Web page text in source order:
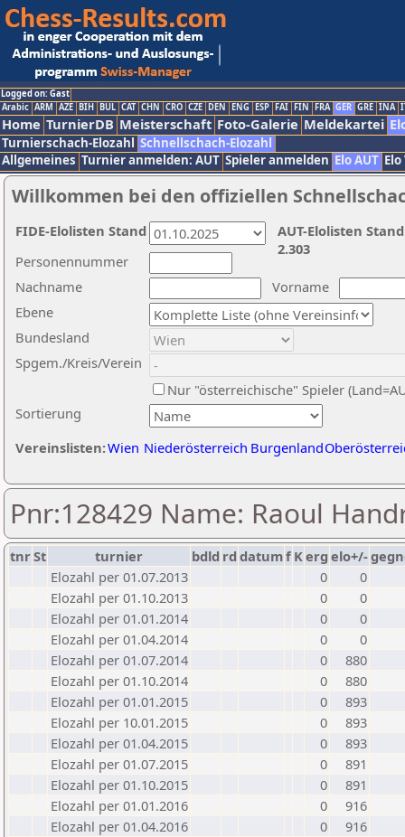
Logged on: Gast
Arabic ARM AZE BIH BUL CAT CHN CRO CZE DEN ENG ESP FAI FIN FRA GER GRE INA
Home TurnierDB Meisterschaft Foto-Galerie Meldekartei
Turnierschach-Elozahl Schnellschach-Elozahl
Allgemeines Turnier anmelden: AUT Spieler anmelden Elo AUT
Willkommen bei den offiziellen
Nachname
Vorname
Ebene
Sortierung
Personennummer
Bundesland
Spgem./Kreis/Verein
Nur "österreichische" Spieler
Vereinslisten:Wien Niederösterreich Burgenland
AUT-Elolisten
2.303
FIDE-Elolisten Stand
Pnr:128429 Name: Raoul
tnrSt turnier bdld rd datumf Kerg elo+/-
Elozahl per 01.07.2013
0
0
Elozahl per 01.10.2013
0
0
Elozahl per 01.01.2014
0
0
Elozahl per 01.04.2014
0
0
Elozahl per 01.07.2014
0
880
Elozahl per 01.10.2014
0
880
Elozahl per 01.01.2015
0
893
Elozahl per 10.01.2015
0
893
Elozahl per 01.04.2015
0
893
Elozahl per 01.07.2015
0
891
Elozahl per 01.10.2015
0
891
Elozahl per 01.01.2016
0
916
Elozahl per 01.04.2016
0
916